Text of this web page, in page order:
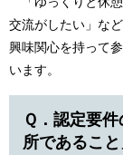
交流がしたい」な
興味関心を持って
います。
Ｑ．認定要
所であるこ